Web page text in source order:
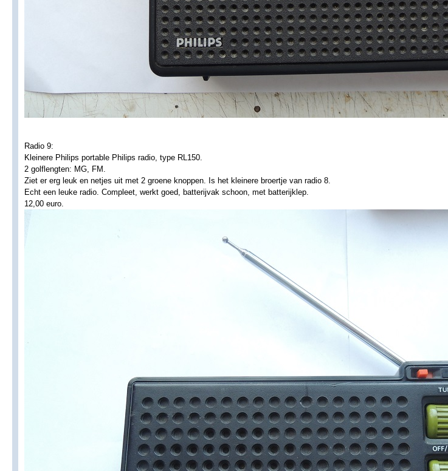
Radio 9:
Kleinere Philips portable Philips radio, type RL150.
2 golflengten: MG, FM.
Ziet er erg leuk en netjes uit met 2 groene knoppen. Is het kleinere broertje van radio 8.
Echt een leuke radio. Compleet, werkt goed, batterijvak schoon, met batterijklep.
12,00 euro.